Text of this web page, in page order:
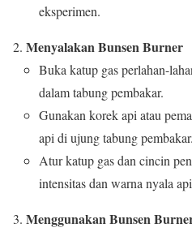
eksperimen.
Menyalakan Bunsen Burner
Buka katup gas perlahan-
dalam tabung pembakar.
Gunakan korek api atau
api di ujung tabung pembakar.
Atur katup gas dan cincin
intensitas dan warna nyala
Menggunakan Bunsen